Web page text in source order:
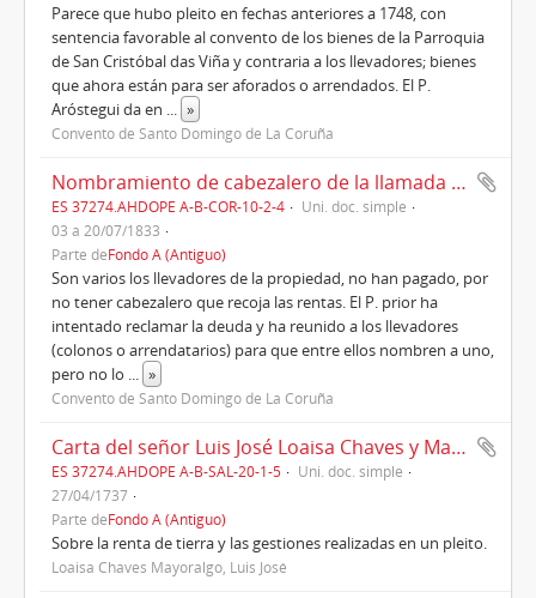
Parece que hubo pleito en fechas anteriores a 1748, con
sentencia favorable al convento de los bienes de la Parroquia
de San Cristóbal das Viña y contraria a los llevadores; bienes
que ahora están para ser aforados o arrendados. El P.
Aróstegui da en ... »
Convento de Santo Domingo de La Coruña
Nombramiento de cabezalero de la llamada Viña Giela, sita en el lugar de la Grela, de la parroquia de San Cristóbal das Viñas (1833)
ES 37274.AHDOPE A-B-COR-10-2-4
Uni. doc. simple
03 a 20/07/1833
Parte deFondo A (Antiguo)
Son varios los llevadores de la propiedad, no han pagado, por
no tener cabezalero que recoja las rentas. El P. prior ha
intentado reclamar la deuda y ha reunido a los llevadores
(colonos o arrendatarios) para que entre ellos nombren a uno,
pero no lo ... »
Convento de Santo Domingo de La Coruña
Carta del señor Luis José Loaisa Chaves y Mayoralgo al P. Fr. Antonio Godino(1737)
ES 37274.AHDOPE A-B-SAL-20-1-5
Uni. doc. simple
27/04/1737
Parte deFondo A (Antiguo)
Sobre la renta de tierra y las gestiones realizadas en un pleito.
Loaisa Chaves Mayoralgo, Luis José